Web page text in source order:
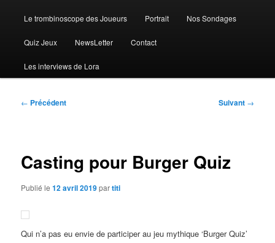
Le trombinoscope des Joueurs Portrait Nos Sondages
Quiz Jeux NewsLetter Contact
Les interviews de Lora
Navigation
← Précédent Suivant →
Casting pour Burger Quiz
Publié le12 avril 2019partiti
Qui n’a pas eu envie de participer au jeu mythique ‘Burger Quiz’